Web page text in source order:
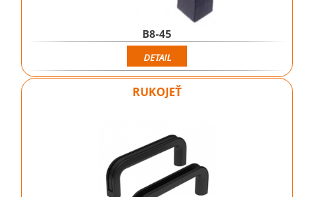
B8-45
DETAIL
RUKOJEŤ